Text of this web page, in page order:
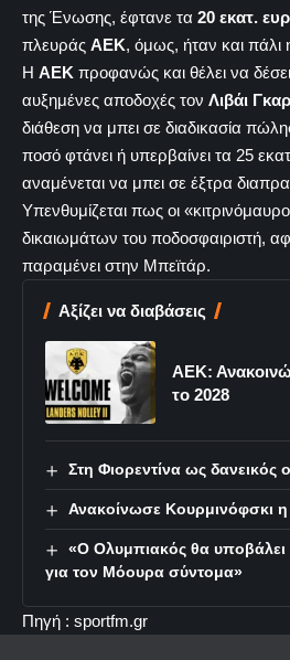
της Ένωσης, έφτανε τα 20 εκατ.
πλευράς ΑΕΚ, όμως, ήταν και πάλι
Η ΑΕΚ προφανώς και θέλει να
αυξημένες αποδοχές τον Λιβάι
διάθεση να μπει σε διαδικασία
ποσό φτάνει ή υπερβαίνει τα 25
αναμένεται να μπει σε έξτρα
Υπενθυμίζεται πως οι
δικαιωμάτων του ποδοσφαιριστή,
παραμένει στην Μπεϊτάρ.
Αξίζει να διαβάσεις
ΑΕΚ:
το 2028
Στη Φιορεντίνα ως
Ανακοίνωσε Κουρμινόφσκι
«Ο Ολυμπιακός θα
για τον Μόουρα σύντομα»
Πηγή : sportfm.gr